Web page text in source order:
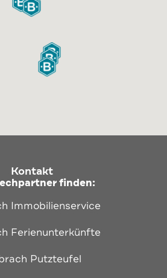
Kontakt
finden:
Immobilienservice
Ferienunterkünfte
Putzteufel